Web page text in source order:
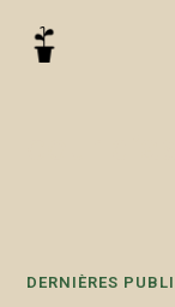
DERNIÈRES